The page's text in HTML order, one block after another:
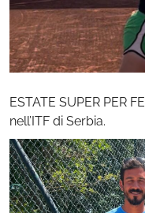
ESTATE SUPER PER
nell’ITF di Serbia.